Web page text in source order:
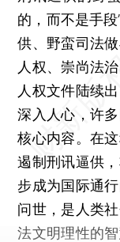
的，而不是手
供、野蛮司法
人权、崇尚法
人权文件陆续
深入人心，许
核心内容。在
遏制刑讯逼供
步成为国际通
问世，是人类
法文明理性的